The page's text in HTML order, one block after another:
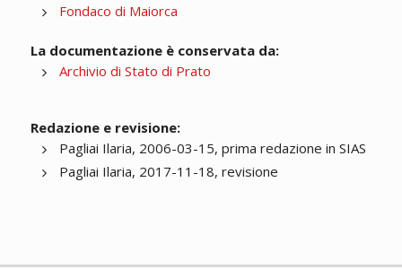
Fondaco di Maiorca
La documentazione è conservata da:
Archivio di Stato di Prato
Redazione e revisione:
Pagliai Ilaria, 2006-03-15, prima redazione in SIAS
Pagliai Ilaria, 2017-11-18, revisione